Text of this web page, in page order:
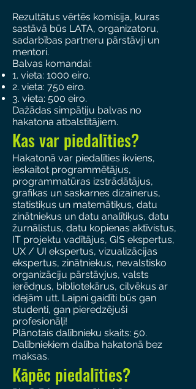
Rezultātus vērtēs komisija, kuras
sastāvā būs LATA, organizatoru,
sadarbības partneru pārstāvji un
mentori.
Balvas komandai:
1. vieta: 1000 eiro.
2. vieta: 750 eiro.
3. vieta: 500 eiro.
Dažādas simpātiju balvas no
hakatona atbalstītājiem.
Kas var piedalīties?
Hakatonā var piedalīties ikviens,
ieskaitot programmētājus,
programmatūras izstrādātājus,
grafikas un saskarnes dizainerus,
statistiķus un matemātiķus, datu
zinātniekus un datu analītiķus, datu
žurnālistus, datu kopienas aktīvistus,
IT projektu vadītājus, GIS ekspertus,
UX / UI ekspertus, vizualizācijas
ekspertus, zinātniekus, nevalstisko
organizāciju pārstāvjus, valsts
ierēdņus, bibliotekārus, cilvēkus ar
idejām utt. Laipni gaidīti būs gan
studenti, gan pieredzējuši
profesionāļi!
Plānotais dalībnieku skaits: 50.
Dalībniekiem dalība hakatonā bez
maksas.
Kāpēc piedalīties?